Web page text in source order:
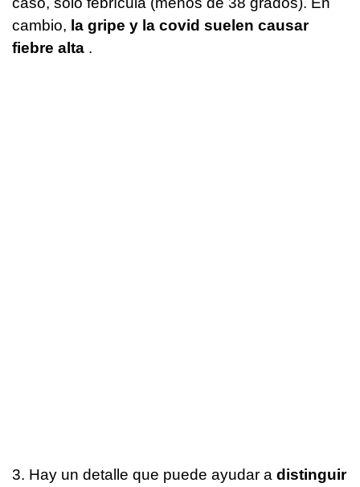
cambio, la gripe y la covid suelen causar
fiebre alta .
3. Hay un detalle que puede ayudar a distinguir